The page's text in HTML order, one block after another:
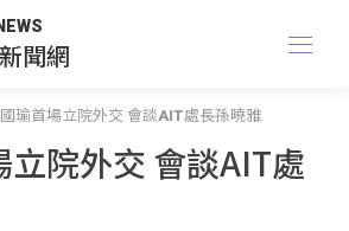
聞網
瑜首場立院外交 會談AIT處長孫曉雅
院外交 會談AIT處